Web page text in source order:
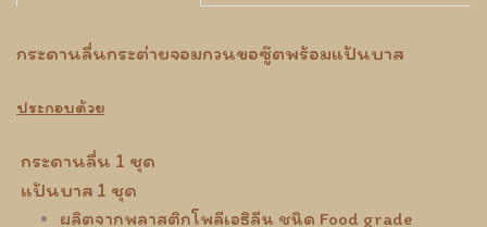
กระดานลื่นกระต่ายจอมกวนขอซู๊ตพร้อมแป้นบาส
ประกอบด้วย
กระดานลื่น 1 ชุด
แป้นบาส 1 ชุด
ผลิตจากพลาสติกโพลีเอธิลีน ชนิด Food grade